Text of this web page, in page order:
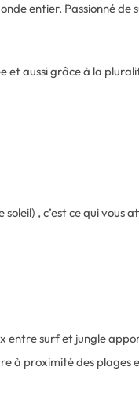
entier. Passionné de
aussi grâce à la
, c’est ce qui vous
entre surf et jungle
à proximité des plages